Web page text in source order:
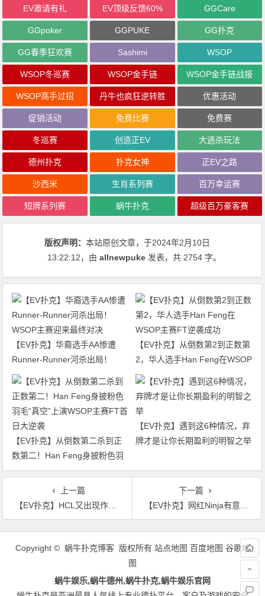
EV邀请有礼 EV顶级反馈60% GGCare
GGpoker GGPUKE GG扑克
GG春季狂欢赛 Sashimi WSOP
WSOP冬巡赛 WSOP金手链 WSOP金手链战报
WSOP高手过招 丹牛也疯狂逆转胜 优惠活动
促销活动 免费比赛 免费赛
冬巡赛 创造正EV 大逃杀玩法
德州扑克 扑克女神 正EV之路
沙西米 生肖系列赛 百万幸运赛
短牌系列赛 蜗牛扑克 超级百万豪客赛
版权声明：本站原创文章，于2024年2月10日
13:22:12，由allnewpuke 发表，共 2754 字。
【EV扑克】华裔选手AA惨遭
Runner-Runner河杀出局！
WSOP主赛迎来最终对决
【EV扑克】从倒数第2到正数第
2，华人选手Han Feng在WSOP
主赛FT逆袭成功
【EV扑克】从倒数第二杀到正
数第二！Han Feng身披粉色羽
毛“真空”上演WSOP主赛FT首日
【EV扑克】遇到这6种情况，弃
牌才是让你长期盈利的明智之举
上一篇
【EV扑克】HCL又出现作弊？口袋A被一手垃圾牌反超后玩家大发脾气口出狂言后暴走？
下一篇
【EV扑克】网红Ninja有意组织扑克比赛，众多顶级选手表示很感兴趣！
文
Copyright © 蜗牛扑克博客 版权所有 站点地图 百度地图 谷歌地
图
蜗牛娱乐,蜗牛德州,蜗牛扑克,蜗牛娱乐官网